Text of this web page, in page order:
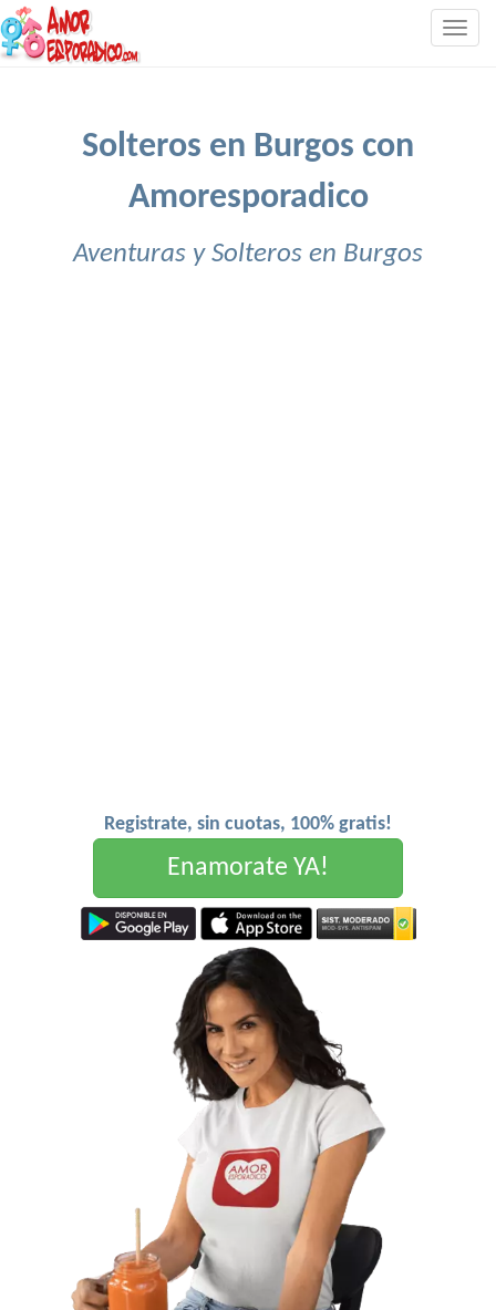
Solteros en Burgos con
Amoresporadico
Aventuras y Solteros en Burgos
Registrate, sin cuotas, 100% gratis!
Enamorate YA!